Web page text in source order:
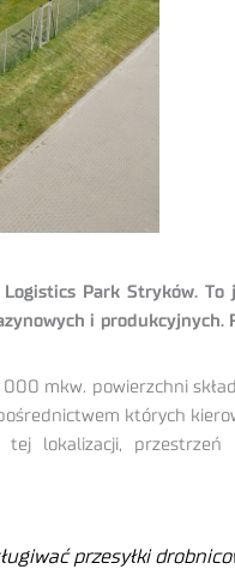
Park Stryków. To
i
mkw. powierzchni
których
lokalizacji, przestrzeń
przesyłki